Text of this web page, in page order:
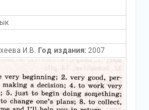
И.В. Год издания:2007